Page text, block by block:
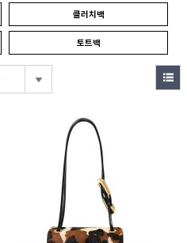
클러치백
토트백